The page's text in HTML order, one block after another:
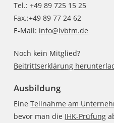
Tel.: +49 89 725 15 25
Fax.:+49 89 77 24 62
E-Mail: info@lvbtm.de
Noch kein Mitglied?
Beitrittserklärung
Ausbildung
EineTeilnahme am
bevor man die IHK-Prüfung